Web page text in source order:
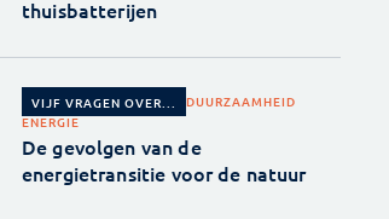
thuisbatterijen
VIJF VRAGEN OVER...
DUURZAAMHEID
ENERGIE
De gevolgen van de
energietransitie voor de natuur